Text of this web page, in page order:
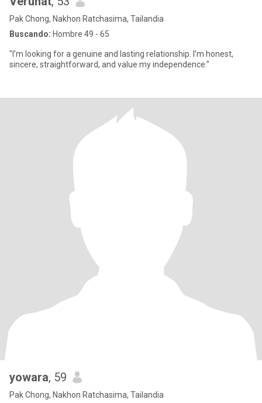
Pak Chong, Nakhon Ratchasima, Tailandia
Buscando: Hombre 49 - 65
"I’m looking for a genuine and lasting relationship. I’m honest,
sincere, straightforward, and value my independence."
yowara, 59
Pak Chong, Nakhon Ratchasima, Tailandia